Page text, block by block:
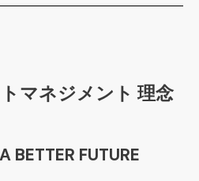
マネジメント 理念
BETTER FUTURE